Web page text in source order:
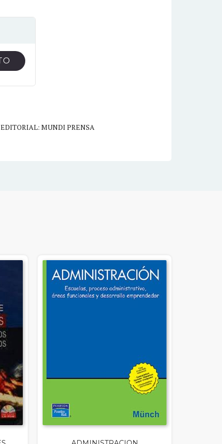
EDITORIAL: MUNDI PRENSA